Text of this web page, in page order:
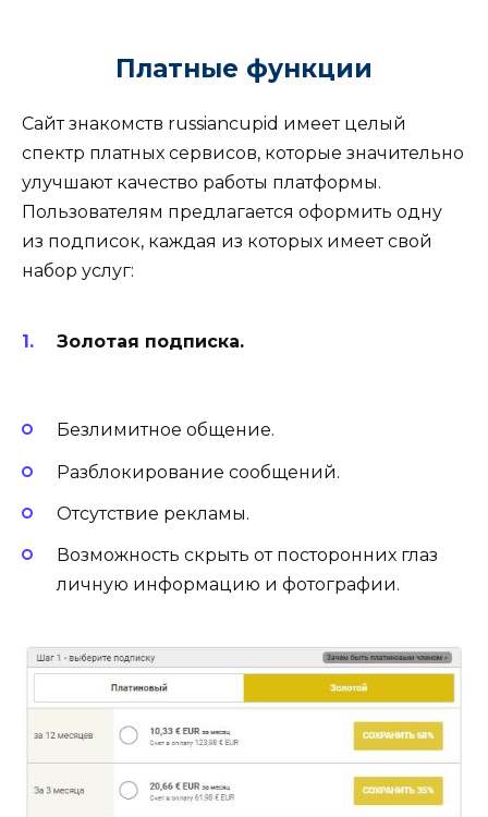
Платные функции
Сайт знакомств russiancupid имеет целый
спектр платных сервисов, которые значительно
улучшают качество работы платформы.
Пользователям предлагается оформить одну
из подписок, каждая из которых имеет свой
набор услуг:
Золотая подписка.
Безлимитное общение.
Разблокирование сообщений.
Отсутствие рекламы.
Возможность скрыть от посторонних глаз
личную информацию и фотографии.